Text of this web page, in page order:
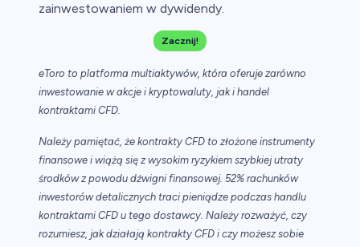
zainwestowaniem w dywidendy.
Zacznij!
eToro to platforma multiaktywów, która oferuje zarówno
inwestowanie w akcje i kryptowaluty, jak i handel
kontraktami CFD.
Należy pamiętać, że kontrakty CFD to złożone instrumenty
finansowe i wiążą się z wysokim ryzykiem szybkiej utraty
środków z powodu dźwigni finansowej. 52% rachunków
inwestorów detalicznych traci pieniądze podczas handlu
kontraktami CFD u tego dostawcy. Należy rozważyć, czy
rozumiesz, jak działają kontrakty CFD i czy możesz sobie